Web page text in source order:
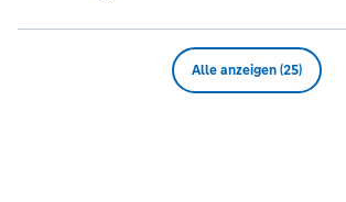
Alle anzeigen (25)